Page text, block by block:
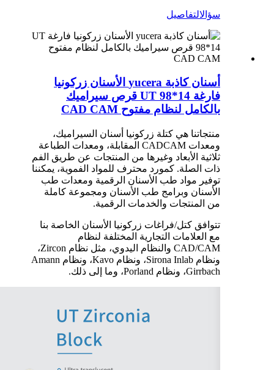
سؤالالتفاصيل
أسنان كاذبة yucera الأسنان زركونيا
فارغة UT 98*14 قرص سيراميك
بالكامل لنظام مفتوح CAD CAM
منتجاتنا هي كتلة زركونيا أسنان السيراميك،
ومعدات CADCAM المقابلة، ومعدات الطباعة
ثلاثية الأبعاد وغيرها من المنتجات عن طريق الفم
ذات الصلة. كمورد محترف للمواد الفموية، يمكننا
توفير مواد طب الأسنان الرقمية ومعدات طب
الأسنان وبرامج طب الأسنان ومجموعة كاملة
من المنتجات والخدمات الرقمية.
تتوافق كتل/فراغات زركونيا الأسنان الخاصة بنا
مع العلامات التجارية المختلفة لنظام
CAD/CAM والنظام اليدوي، مثل نظام Zircon،
ونظام Sirona Inlab، ونظام Kavo، ونظام Amann
Girrbach، ونظام Porland، وما إلى ذلك.